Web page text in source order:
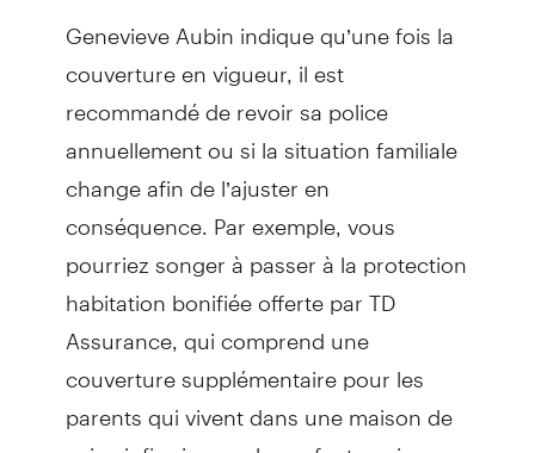
Genevieve Aubin indique qu’une fois la
couverture en vigueur, il est
recommandé de revoir sa police
annuellement ou si la situation familiale
change afin de l’ajuster en
conséquence. Par exemple, vous
pourriez songer à passer à la protection
habitation bonifiée offerte par TD
Assurance, qui comprend une
couverture supplémentaire pour les
parents qui vivent dans une maison de